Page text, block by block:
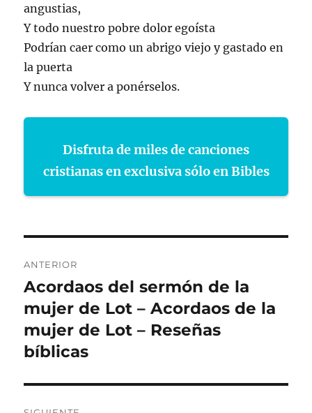
angustias,
Y todo nuestro pobre dolor egoísta
Podrían caer como un abrigo viejo y gastado en
la puerta
Y nunca volver a ponérselos.
Disfruta de miles de canciones
cristianas en exclusiva sólo en Bibles
de
entradas
ANTERIOR
Entrada
anterior:
Acordaos del sermón de la
mujer de Lot – Acordaos de la
mujer de Lot – Reseñas
bíblicas